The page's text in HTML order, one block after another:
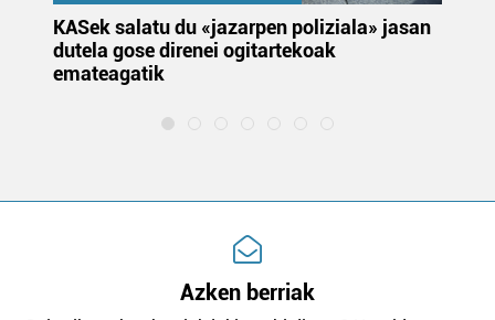
KASek salatu du «jazarpen poliziala» jasan
dutela gose direnei ogitartekoak
emateagatik
Azken berriak